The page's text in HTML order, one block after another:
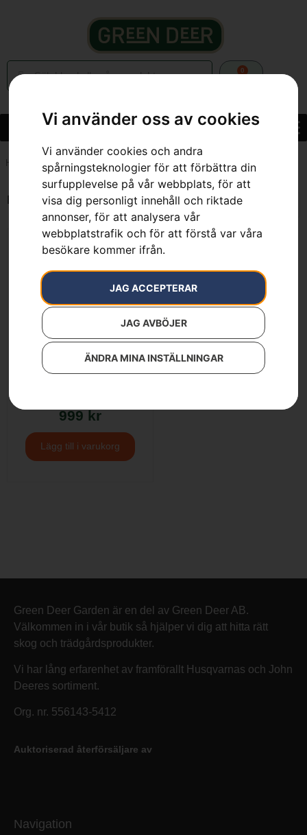
Vi använder oss av cookies
Vi använder cookies och andra
spårningsteknologier för att förbättra din
surfupplevelse på vår webbplats, för att
visa dig personligt innehåll och riktade
annonser, för att analysera vår
webbplatstrafik och för att förstå var våra
besökare kommer ifrån.
JAG ACCEPTERAR
JAG AVBÖJER
ÄNDRA MINA INSTÄLLNINGAR
0
Hem 7393080738189
Endast ett sökresultat
999 kr
Lägg till i varukorg
Green Deer Garden är en del av Green Deer AB.
Välkommen in i vår butik så hjälper vi dig att hitta rätt
skog och trädgårdsprodukter.
Vi har lång erfarenhet av framförallt Husqvarnas och John
Deeres sortiment.
Org. nr. 556143-5412
Auktoriserad återförsäljare av
Navigation